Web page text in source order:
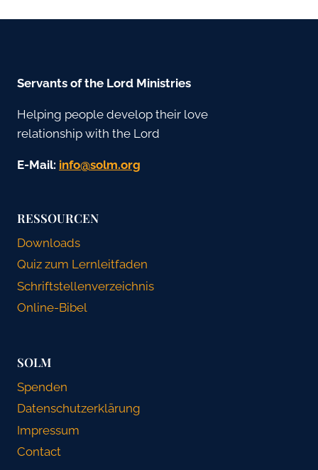
Servants of the Lord Ministries
Helping people develop their love
relationship with the Lord
E-Mail: gro.mlos@ofni
RESSOURCEN
Downloads
Quiz zum Lernleitfaden
Schriftstellenverzeichnis
Online-Bibel
SOLM
Spenden
Datenschutzerklärung
Impressum
Contact